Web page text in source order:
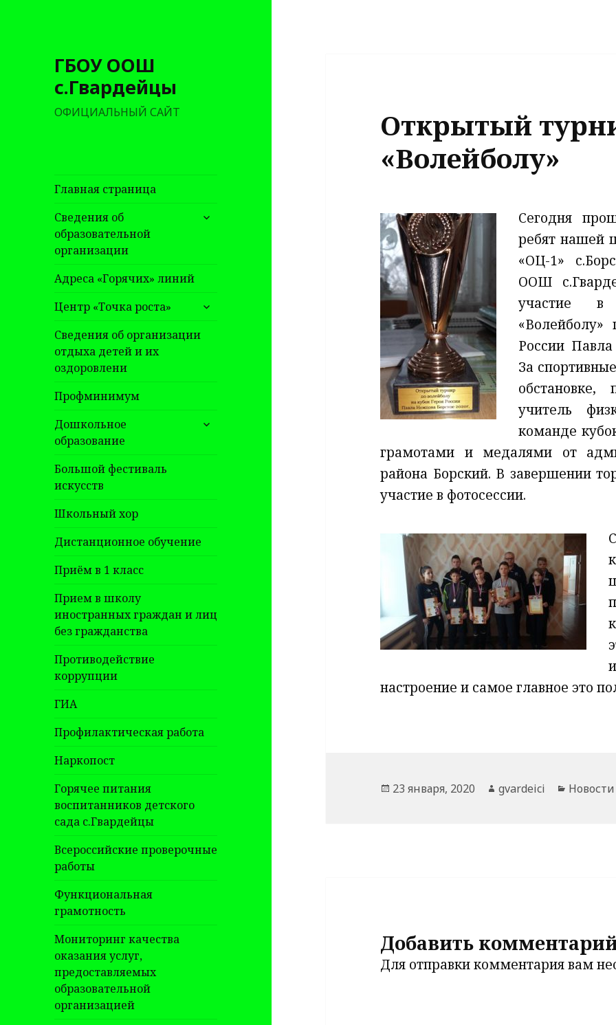
ГБОУ ООШ
с.Гвардейцы
ОФИЦИАЛЬНЫЙ САЙТ
Главная страница
Сведения об
образовательной
организации
раскрыть
Адреса «Горячих» линий
Центр «Точка роста»
раскрыть
дочернее
меню
Сведения об организации
отдыха детей и их
оздоровлени
Профминимум
Дошкольное
образование
раскрыть
Большой фестиваль
искусств
Школьный хор
Дистанционное обучение
Приём в 1 класс
Прием в школу
иностранных граждан и лиц
без гражданства
Противодействие
коррупции
ГИА
Профилактическая работа
Наркопост
Горячее питания
воспитанников детского
сада с.Гвардейцы
Всероссийские проверочные
работы
Функциональная
грамотность
Мониторинг качества
оказания услуг,
предоставляемых
образовательной
организацией
Открытый
«Волейболу»
Сегодня
ребят нашей
«ОЦ-1»
ООШ
участие
России
За
учитель
команде
грамотами и медалями от
района Борский. В завершении
участие в фотосессии.
настроение и самое главное это
Опубликовано
23 января, 2020 Автор
gvardeici Рубрики
Новости
Добавить
Для отправки комментария вам